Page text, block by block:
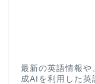
最新の英語情報
成AIを利用した英